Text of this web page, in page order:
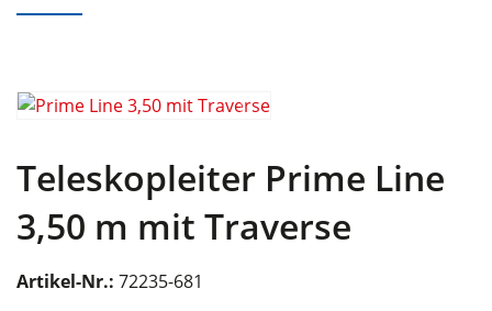
Teleskopleiter Prime Line
3,50 m mit Traverse
Artikel-Nr.: 72235-681